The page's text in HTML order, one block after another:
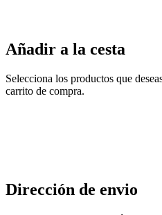
Añadir a la cesta
Selecciona los productos que
carrito de compra.
Dirección de envio